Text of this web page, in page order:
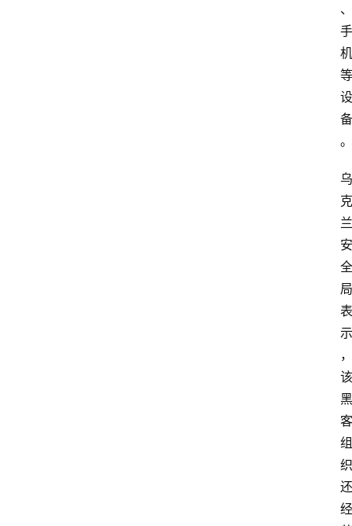
、
手
机
等
设
备
。
乌
克
兰
安
全
局
表
示
，
该
黑
客
组
织
还
经